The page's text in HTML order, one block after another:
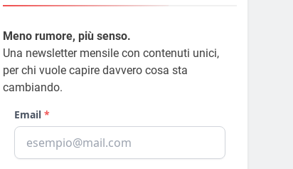
Meno rumore, più senso.
Una newsletter mensile con contenuti unici,
per chi vuole capire davvero cosa sta
cambiando.